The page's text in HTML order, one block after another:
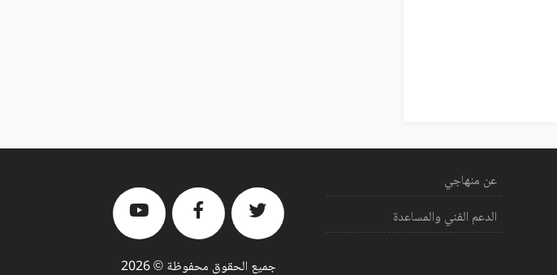
عن منهاجي
الدعم الفني والمساعدة
جميع الحقوق محفوظة © 2026